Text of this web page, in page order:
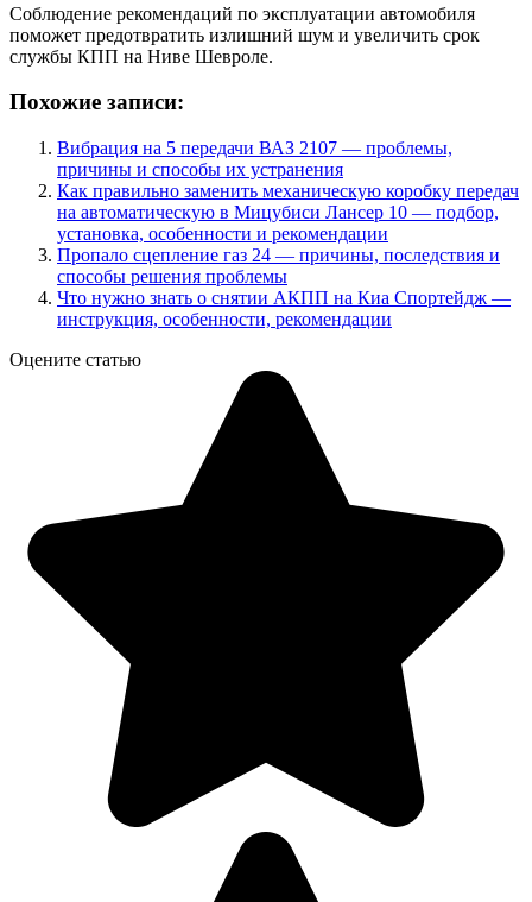
Соблюдение рекомендаций по эксплуатации автомобиля
поможет предотвратить излишний шум и увеличить срок
службы КПП на Ниве Шевроле.
Похожие записи:
Вибрация на 5 передачи ВАЗ 2107 — проблемы,
причины и способы их устранения
Как правильно заменить механическую коробку передач
на автоматическую в Мицубиси Лансер 10 — подбор,
установка, особенности и рекомендации
Пропало сцепление газ 24 — причины, последствия и
способы решения проблемы
Что нужно знать о снятии АКПП на Киа Спортейдж —
инструкция, особенности, рекомендации
Оцените статью